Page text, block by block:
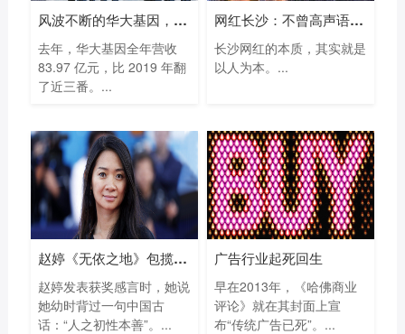
风波不断的华大基因，凭什么一年多赚
去年，华大基因全年营收
83.97 亿元，比 2019 年翻
了近三番。...
网红长沙：不曾高声语，已惊天下人！
长沙网红的本质，其实就是
以人为本。...
赵婷《无依之地》包揽93届奥斯卡最佳导
赵婷发表获奖感言时，她说
她幼时背过一句中国古
话：“人之初性本善”。...
广告行业起死回生
早在2013年，《哈佛商业
评论》就在其封面上宣
布“传统广告已死”。...